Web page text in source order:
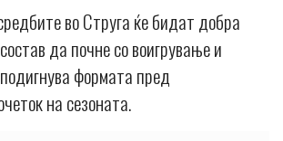
во Струга ќе бидат добра
да почне со воигрување и
формата пред
на сезоната.